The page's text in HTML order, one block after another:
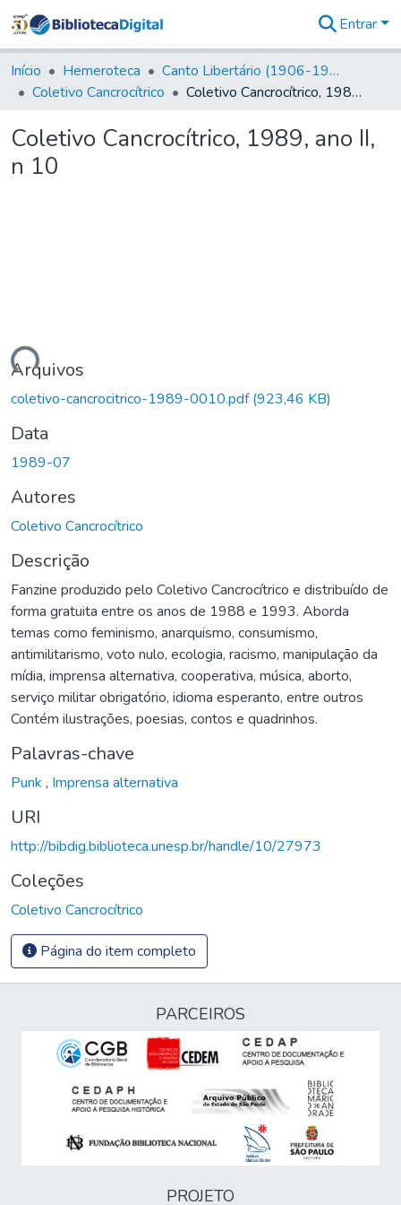
&
Coleções
Tudo na
Digital
Entrar
Início Hemeroteca
Canto Libertário (1906-1995)
Coletivo Cancrocítrico
Coletivo Cancrocítrico, 1989, ano II, n 10
Coletivo Cancrocítrico, 1989, ano II,
n 10
Arquivos
coletivo-cancrocitrico-1989-0010.pdf(923,46 KB)
Data
1989-07
Autores
Coletivo Cancrocítrico
Descrição
Fanzine produzido pelo Coletivo Cancrocítrico e distribuído de
forma gratuita entre os anos de 1988 e 1993. Aborda
temas como feminismo, anarquismo, consumismo,
antimilitarismo, voto nulo, ecologia, racismo, manipulação da
mídia, imprensa alternativa, cooperativa, música, aborto,
serviço militar obrigatório, idioma esperanto, entre outros
Contém ilustrações, poesias, contos e quadrinhos.
Palavras-chave
Punk , Imprensa alternativa
URI
http://bibdig.biblioteca.unesp.br/handle/10/27973
Coleções
Coletivo Cancrocítrico
Página do item completo
PARCEIROS
PROJETO